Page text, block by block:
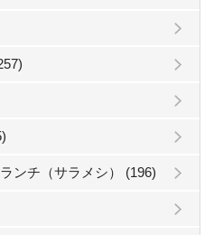
ンチ（サラメシ） (196)